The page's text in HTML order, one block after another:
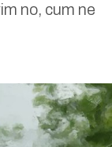
no, cum ne